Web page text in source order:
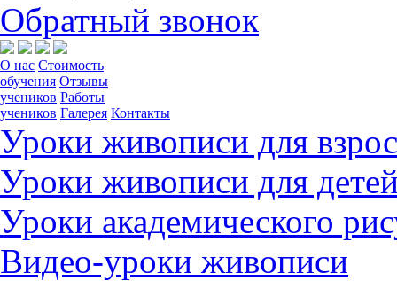
Обратный звонок
О нас Стоимость
обучения Отзывы
учеников Работы
учеников Галерея Контакты
Уроки живописи для
Уроки живописи для
Уроки академического
Видео-уроки живописи